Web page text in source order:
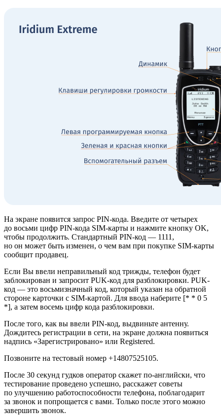
На экране появится запрос PIN-кода. Введите от четырех
до восьми цифр PIN-кода SIM-карты и нажмите кнопку OK,
чтобы продолжить. Стандартный PIN-код — 1111,
но он может быть изменен, о чем вам при покупке SIM-карты
сообщит продавец.
Если Вы ввели неправильный код трижды, телефон будет
заблокирован и запросит PUK-код для разблокировки. PUK-
код — это восьмизначный код, который указан на обратной
стороне карточки с SIM-картой. Для ввода наберите [* * 0 5
*], а затем восемь цифр кода разблокировки.
После того, как вы ввели PIN-код, выдвиньте антенну.
Дождитесь регистрации в сети, на экране должна появиться
надпись «Зарегистрировано» или Registered.
Позвоните на тестовый номер +14807525105.
После 30 секунд гудков оператор скажет по-английски, что
тестирование проведено успешно, расскажет советы
по улучшению работоспособности телефона, поблагодарит
за звонок и попрощается с вами. Только после этого можно
завершить звонок.